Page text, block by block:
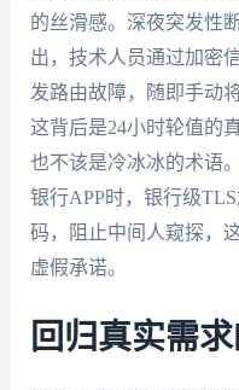
的丝滑感。深夜突发性
出，技术人员通过加密
发路由故障，随即手
这背后是24小时轮值的
也不该是冷冰冰的术语
银行APP时，银行级
码，阻止中间人窥探，
虚假承诺。
回归真实需